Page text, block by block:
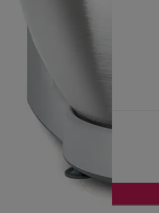
Originalpreis 264,90 €
250,00 €(-36 %)